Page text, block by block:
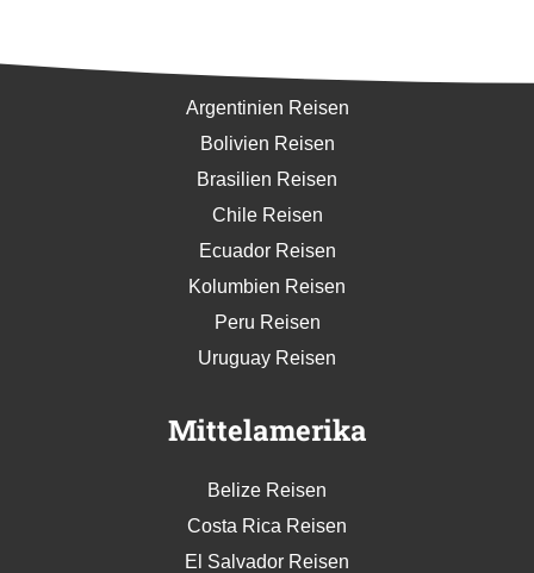
Argentinien Reisen
Bolivien Reisen
Brasilien Reisen
Chile Reisen
Ecuador Reisen
Kolumbien Reisen
Peru Reisen
Uruguay Reisen
Mittelamerika
Belize Reisen
Costa Rica Reisen
El Salvador Reisen